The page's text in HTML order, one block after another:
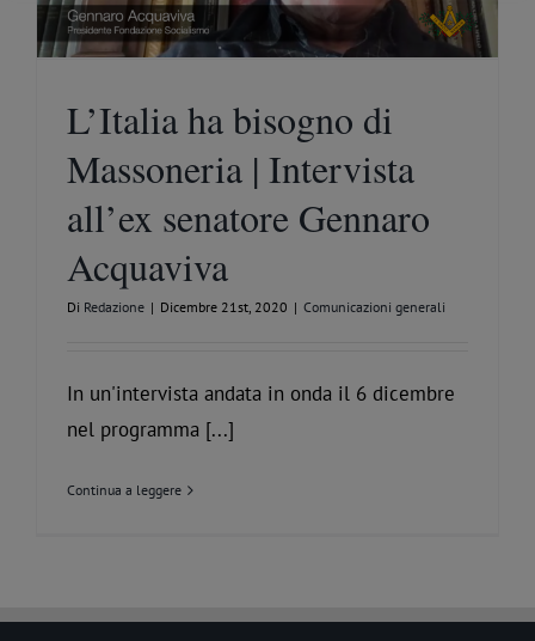
L’Italia ha bisogno di
Massoneria | Intervista
all’ex senatore Gennaro
Acquaviva
Di Redazione | Dicembre 21st, 2020 | Comunicazioni generali
In un'intervista andata in onda il 6 dicembre
nel programma [...]
Continua a leggere